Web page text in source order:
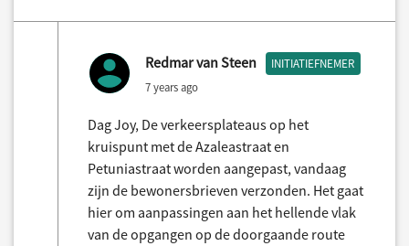
Redmar van Steen INITIATIEFNEMER
7 years ago
Dag Joy, De verkeersplateaus op het
kruispunt met de Azaleastraat en
Petuniastraat worden aangepast, vandaag
zijn de bewonersbrieven verzonden. Het gaat
hier om aanpassingen aan het hellende vlak
van de opgangen op de doorgaande route